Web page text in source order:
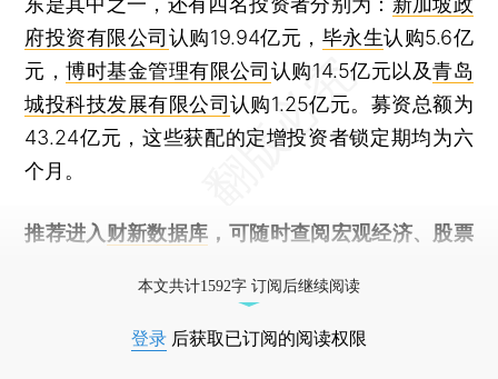
府投资有限公司 认购19.94亿元， 毕永生认购5.6亿
元，博时基金管理有限公司 认购14.5亿元以及青岛
城投科技发展有限公司认购1.25亿元。募资总额为
43.24亿元，这些获配的定增投资者锁定期均为六
个月。
推荐进入 财新数据库 ，可随时查阅宏观经济、股票
本文共计1592字 订阅后继续阅读
登录 后获取已订阅的阅读权限